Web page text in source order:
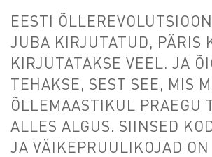
EESTI
JUBA KIRJUTATUD, PÄRIS
KIRJUTATAKSE VEEL. JA
TEHAKSE, SEST SEE, MIS
ÕLLEMAASTIKUL PRAEGU
ALLES ALGUS. SIINSED
JA VÄIKEPRUULIKOJAD